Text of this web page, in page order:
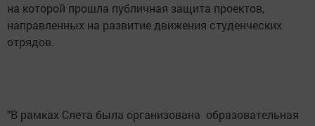
на которой прошла публичная защита проектов,
направленных на развитие движения студенческих
отрядов.
"В рамках Слета была организована образовательная